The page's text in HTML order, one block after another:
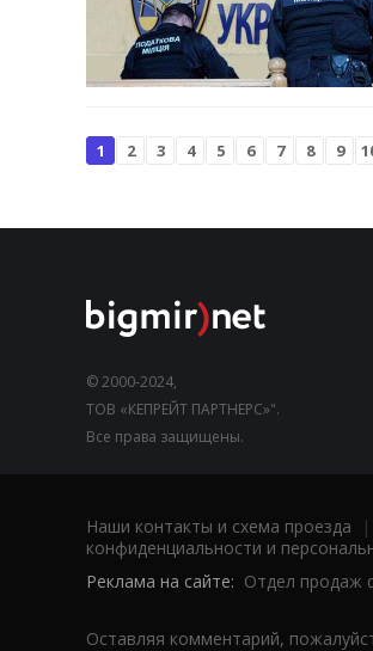
1 2 3 4 5 6 7 8 9
© 2000-2024,
ТОВ «КЕПРЕЙТ ПАРТНЕРС»".
Все права защищены.
Наши контакты и схема проезда |
конфиденциальности и
Реклама на сайте: Отдел продаж
Оставляя комментарий,